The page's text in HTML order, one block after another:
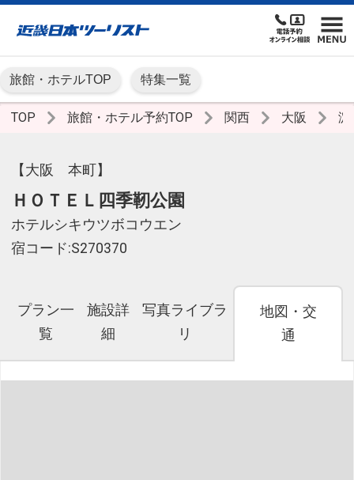
旅館・ホテルTOP 特集一覧
TOP 旅館・ホテル予約TOP 関西 大阪 淀
【大阪 本町】
ＨＯＴＥＬ四季靭公園
ホテルシキウツボコウエン
宿コード:S270370
プラン一
覧
施設詳
細
写真ライブラ
リ
地図・交
通